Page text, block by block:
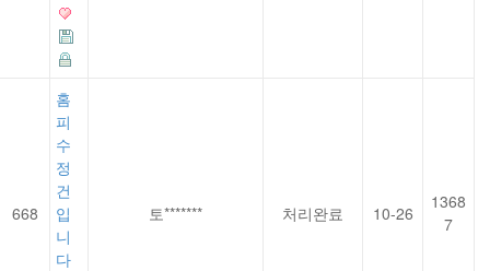
668
홈
피
수
정
건
입
니
다
토******* 처리완료 10-26
1368
7